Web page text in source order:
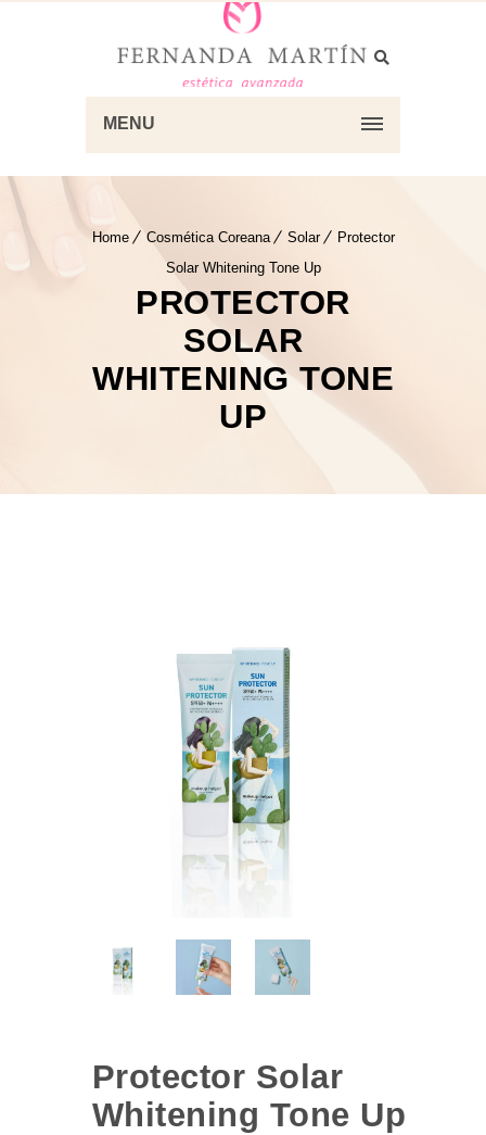
MENU
Home Cosmética Coreana Solar
Protector
Solar Whitening Tone Up
PROTECTOR
SOLAR
WHITENING TONE
UP
Protector Solar
Whitening Tone Up